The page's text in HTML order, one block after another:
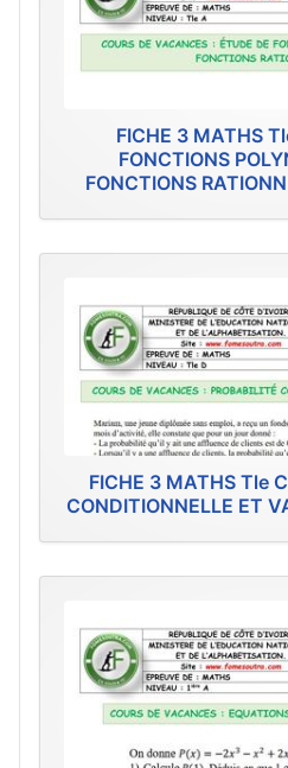
FICHE 3 MATHS
FONCTIONS
FONCTIONS
FICHE 3 MATHS Tle
CONDITIONNELLE ET